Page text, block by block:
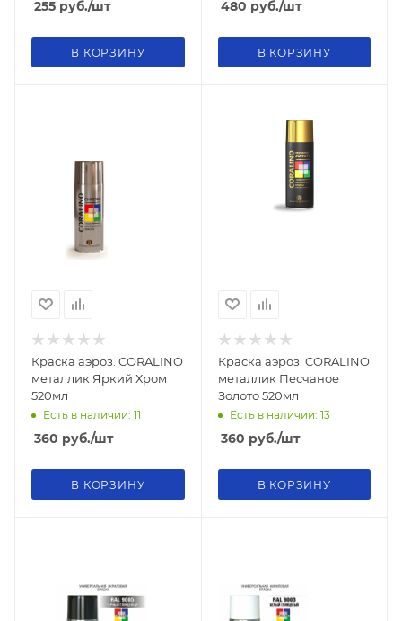
255 руб./шт
В КОРЗИНУ
480 руб./шт
В КОРЗИНУ
Краска аэроз. CORALINO
металлик Яркий Хром
520мл
Есть в наличии: 11
360 руб./шт
В КОРЗИНУ
Краска аэроз. CORALINO
металлик Песчаное
Золото 520мл
Есть в наличии: 13
360 руб./шт
В КОРЗИНУ